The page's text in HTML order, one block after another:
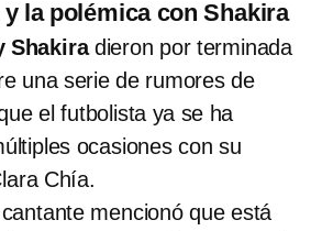
la polémica con Shakira
Shakiradieron por terminada
una serie de rumores de
el futbolista ya se ha
ocasiones con su
Chía.
mencionó que está